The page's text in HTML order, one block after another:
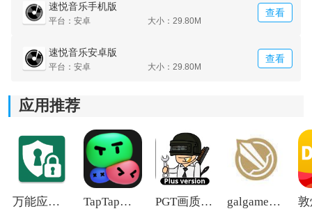
2.不管什么样的歌曲，都可以在线进行搜索，输入歌手的
名称就可以找到。
的进行裁剪。
4.裁剪好的音乐可以作为音乐 铃声，还可以制作出闹钟音
乐。
速悦音乐手机版
平台：安卓 大小：29.80M
查看
速悦音乐安卓版
平台：安卓 大小：29.80M
查看
应用推荐
万能应用隐藏 TapTap国际版2026 PGT画质助手旧版 galgame游戏盒子2026